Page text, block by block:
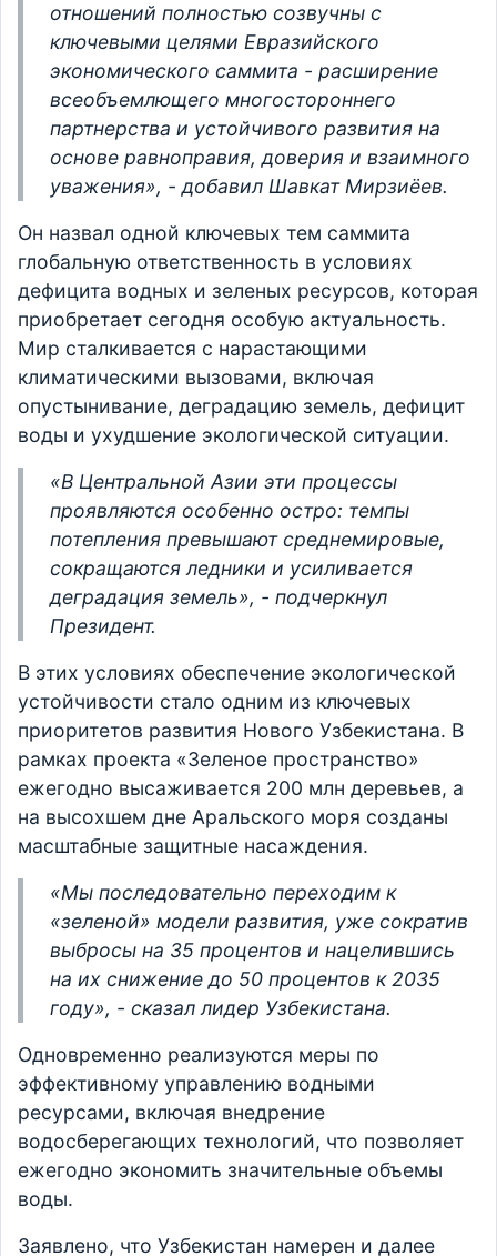
отношений полностью созвучны с
ключевыми целями Евразийского
экономического саммита - расширение
всеобъемлющего многостороннего
партнерства и устойчивого развития на
основе равноправия, доверия и взаимного
уважения», - добавил Шавкат Мирзиёев.
Он назвал одной ключевых тем саммита
глобальную ответственность в условиях
дефицита водных и зеленых ресурсов, которая
приобретает сегодня особую актуальность.
Мир сталкивается с нарастающими
климатическими вызовами, включая
опустынивание, деградацию земель, дефицит
воды и ухудшение экологической ситуации.
«В Центральной Азии эти процессы
проявляются особенно остро: темпы
потепления превышают среднемировые,
сокращаются ледники и усиливается
деградация земель», - подчеркнул
Президент.
В этих условиях обеспечение экологической
устойчивости стало одним из ключевых
приоритетов развития Нового Узбекистана. В
рамках проекта «Зеленое пространство»
ежегодно высаживается 200 млн деревьев, а
на высохшем дне Аральского моря созданы
масштабные защитные насаждения.
«Мы последовательно переходим к
«зеленой» модели развития, уже сократив
выбросы на 35 процентов и нацелившись
на их снижение до 50 процентов к 2035
году», - сказал лидер Узбекистана.
Одновременно реализуются меры по
эффективному управлению водными
ресурсами, включая внедрение
водосберегающих технологий, что позволяет
ежегодно экономить значительные объемы
воды.
Заявлено, что Узбекистан намерен и далее